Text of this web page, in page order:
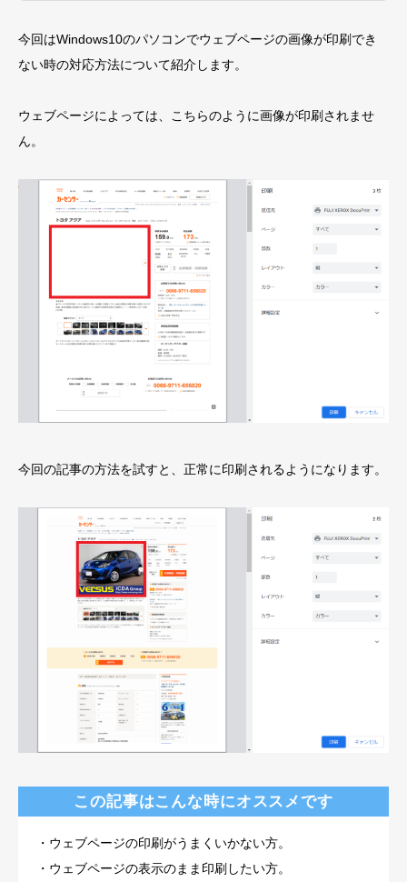
今回はWindows10のパソコンでウェブページの画像が印刷でき
ない時の対応方法について紹介します。
ウェブページによっては、こちらのように画像が印刷されませ
ん。
今回の記事の方法を試すと、正常に印刷されるようになります。
この記事はこんな時にオススメです
・ウェブページの印刷がうまくいかない方。
・ウェブページの表示のまま印刷したい方。